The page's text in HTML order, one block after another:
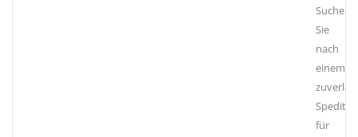
Suchen
Sie
nach
einem
für